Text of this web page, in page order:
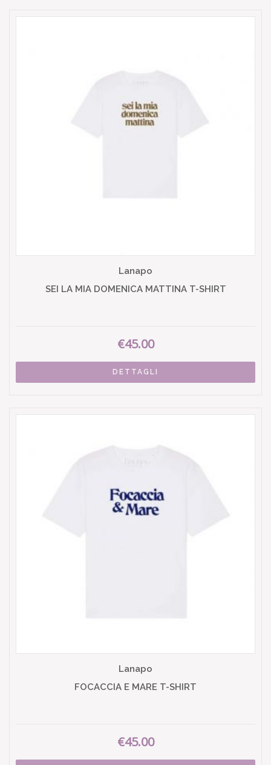
Lanapo
SEI LA MIA DOMENICA MATTINA T-SHIRT
€45.00
DETTAGLI
Lanapo
FOCACCIA E MARE T-SHIRT
€45.00